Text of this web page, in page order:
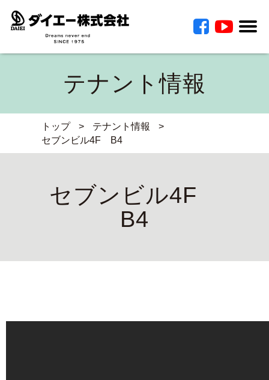
テナント情報
トップ > テナント情報
>
セブンビル4F B4
セブンビル4F
B4